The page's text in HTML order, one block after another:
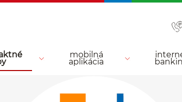
mobilná
aplikácia